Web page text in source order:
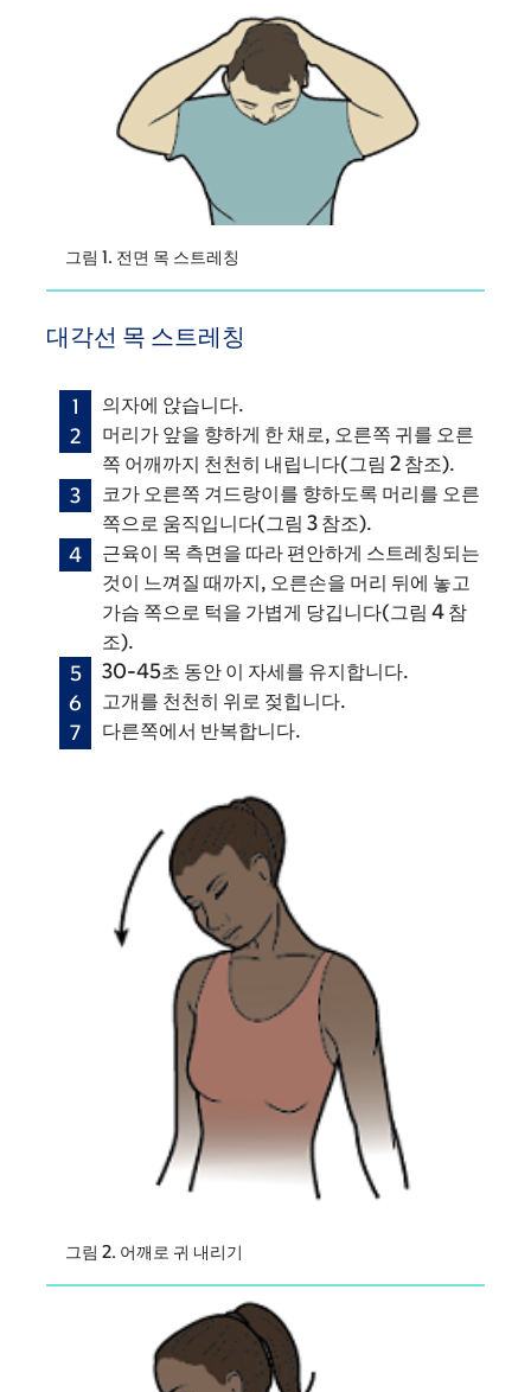
그림 1. 전면 목 스트레칭
대각선 목 스트레칭
의자에 앉습니다.
머리가 앞을 향하게 한 채로, 오른쪽 귀를 오른
쪽 어깨까지 천천히 내립니다(그림 2 참조).
코가 오른쪽 겨드랑이를 향하도록 머리를 오른
쪽으로 움직입니다(그림 3 참조).
근육이 목 측면을 따라 편안하게 스트레칭되는
것이 느껴질 때까지, 오른손을 머리 뒤에 놓고
가슴 쪽으로 턱을 가볍게 당깁니다(그림 4 참
조).
30-45초 동안 이 자세를 유지합니다.
고개를 천천히 위로 젖힙니다.
다른쪽에서 반복합니다.
그림 2. 어깨로 귀 내리기